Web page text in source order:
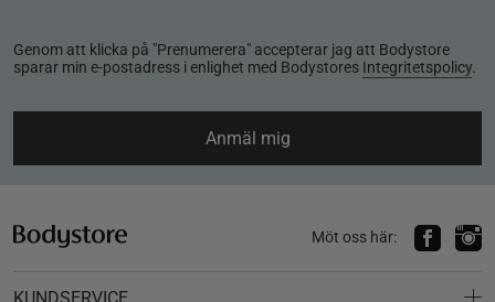
Genom att klicka på "Prenumerera" accepterar jag att Bodystore
sparar min e-postadress i enlighet med Bodystores Integritetspolicy.
Anmäl mig
Möt oss här:
KUNDSERVICE